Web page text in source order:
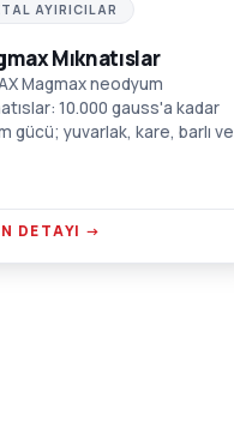
AYIRICILAR
Mıknatıslar
Magmax neodyum
10.000 gauss'a kadar
gücü; yuvarlak, kare, barlı ve
DETAYI →